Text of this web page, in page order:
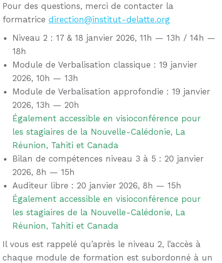
Pour des questions, merci de contacter la
formatrice direction@institut-delatte.org
Niveau 2 : 17 & 18 janvier 2026, 11h — 13h / 14h —
18h
Module de Verbalisation classique : 19 janvier
2026, 10h — 13h
Module de Verbalisation approfondie : 19 janvier
2026, 13h — 20h
Également accessible en visioconférence pour
les stagiaires de la Nouvelle-Calédonie, La
Réunion, Tahiti et Canada
Bilan de compétences niveau 3 à 5 : 20 janvier
2026, 8h — 15h
Auditeur libre : 20 janvier 2026, 8h — 15h
Également accessible en visioconférence pour
les stagiaires de la Nouvelle-Calédonie, La
Réunion, Tahiti et Canada
Il vous est rappelé qu’après le niveau 2, l’accès à
chaque module de formation est subordonné à un